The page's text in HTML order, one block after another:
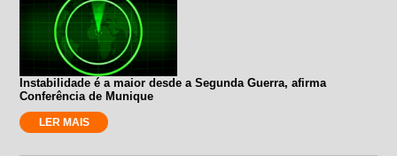
Instabilidade é a maior desde a Segunda Guerra, afirma
Conferência de Munique
LER MAIS